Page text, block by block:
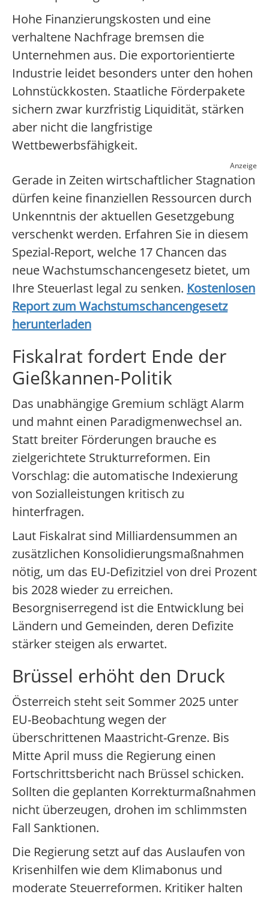
Hohe Finanzierungskosten und eine
verhaltene Nachfrage bremsen die
Unternehmen aus. Die exportorientierte
Industrie leidet besonders unter den hohen
Lohnstückkosten. Staatliche Förderpakete
sichern zwar kurzfristig Liquidität, stärken
aber nicht die langfristige
Wettbewerbsfähigkeit.
Anzeige
Gerade in Zeiten wirtschaftlicher Stagnation
dürfen keine finanziellen Ressourcen durch
Unkenntnis der aktuellen Gesetzgebung
verschenkt werden. Erfahren Sie in diesem
Spezial-Report, welche 17 Chancen das
neue Wachstumschancengesetz bietet, um
Ihre Steuerlast legal zu senken. Kostenlosen
Report zum Wachstumschancengesetz
herunterladen
Fiskalrat fordert Ende der
Gießkannen-Politik
Das unabhängige Gremium schlägt Alarm
und mahnt einen Paradigmenwechsel an.
Statt breiter Förderungen brauche es
zielgerichtete Strukturreformen. Ein
Vorschlag: die automatische Indexierung
von Sozialleistungen kritisch zu
hinterfragen.
Laut Fiskalrat sind Milliardensummen an
zusätzlichen Konsolidierungsmaßnahmen
nötig, um das EU-Defizitziel von drei Prozent
bis 2028 wieder zu erreichen.
Besorgniserregend ist die Entwicklung bei
Ländern und Gemeinden, deren Defizite
stärker steigen als erwartet.
Brüssel erhöht den Druck
Österreich steht seit Sommer 2025 unter
EU-Beobachtung wegen der
überschrittenen Maastricht-Grenze. Bis
Mitte April muss die Regierung einen
Fortschrittsbericht nach Brüssel schicken.
Sollten die geplanten Korrekturmaßnahmen
nicht überzeugen, drohen im schlimmsten
Fall Sanktionen.
Die Regierung setzt auf das Auslaufen von
Krisenhilfen wie dem Klimabonus und
moderate Steuerreformen. Kritiker halten